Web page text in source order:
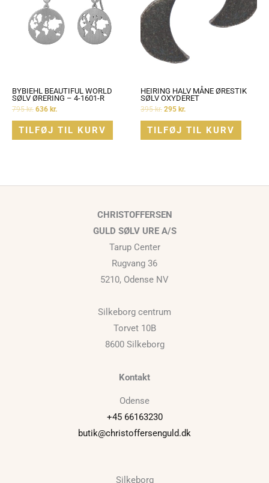
BYBIEHL BEAUTIFUL WORLD
SØLV ØRERING – 4-1601-R
795kr. 636 kr.
TILFØJ TIL KURV
HEIRING HALV MÅNE ØRESTIK
SØLV OXYDERET
395kr. 295 kr.
TILFØJ TIL KURV
CHRISTOFFERSEN
GULD SØLV URE A/S
Tarup Center
Rugvang 36
5210, Odense NV
Silkeborg centrum
Torvet 10B
8600 Silkeborg
Kontakt
Odense
+45 66163230
butik@christoffersenguld.dk
Silkeborg